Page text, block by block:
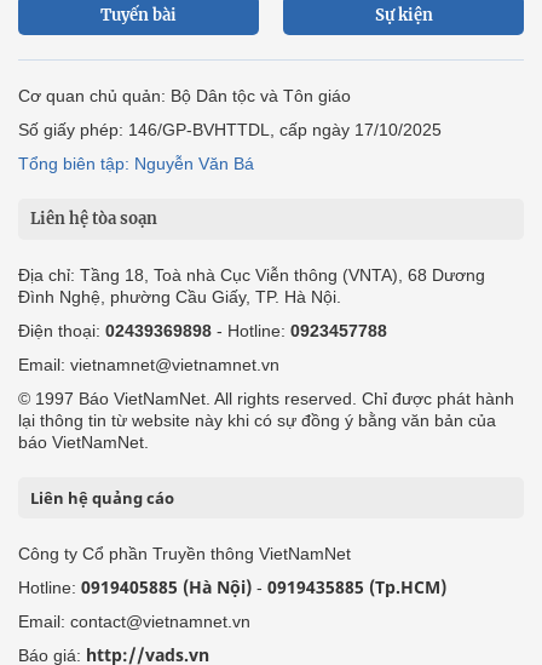
Tuyến bài Sự kiện
Cơ quan chủ quản: Bộ Dân tộc và Tôn giáo
Số giấy phép: 146/GP-BVHTTDL, cấp ngày 17/10/2025
Tổng biên tập: Nguyễn Văn Bá
Liên hệ tòa soạn
Địa chỉ: Tầng 18, Toà nhà Cục Viễn thông (VNTA), 68 Dương
Đình Nghệ, phường Cầu Giấy, TP. Hà Nội.
Điện thoại: 02439369898 - Hotline: 0923457788
Email: vietnamnet@vietnamnet.vn
© 1997 Báo VietNamNet. All rights reserved. Chỉ được phát hành
lại thông tin từ website này khi có sự đồng ý bằng văn bản của
báo VietNamNet.
Liên hệ quảng cáo
Công ty Cổ phần Truyền thông VietNamNet
Hotline: 0919405885 (Hà Nội) - 0919435885 (Tp.HCM)
Email: contact@vietnamnet.vn
Báo giá: http://vads.vn